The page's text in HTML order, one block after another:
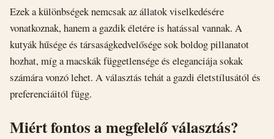
Ezek a különbségek nemcsak az állatok viselkedésére
vonatkoznak, hanem a gazdik életére is hatással vannak. A
kutyák hűsége és társaságkedvelősége sok boldog pillanatot
hozhat, míg a macskák függetlensége és eleganciája sokak
számára vonzó lehet. A választás tehát a gazdi életstílusától és
preferenciáitól függ.
Miért fontos a megfelelő választás?